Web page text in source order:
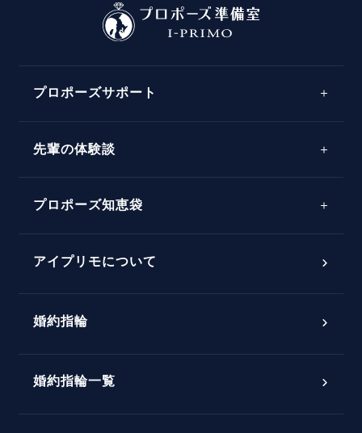
プロポーズサポート
プロポーズアイテム
パーフェクトプロポーズリング
先輩の体験談
プロポーズ知恵袋
ダイヤモンドの品質とは？
アイプリモについて
婚約指輪
婚約指輪一覧